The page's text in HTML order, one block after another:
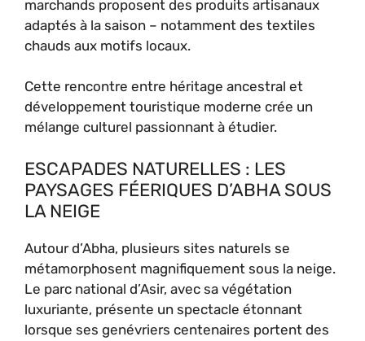
marchands proposent des produits artisanaux
adaptés à la saison – notamment des textiles
chauds aux motifs locaux.
Cette rencontre entre héritage ancestral et
développement touristique moderne crée un
mélange culturel passionnant à étudier.
ESCAPADES NATURELLES : LES
PAYSAGES FÉERIQUES D’ABHA SOUS
LA NEIGE
Autour d’Abha, plusieurs sites naturels se
métamorphosent magnifiquement sous la neige.
Le parc national d’Asir, avec sa végétation
luxuriante, présente un spectacle étonnant
lorsque ses genévriers centenaires portent des